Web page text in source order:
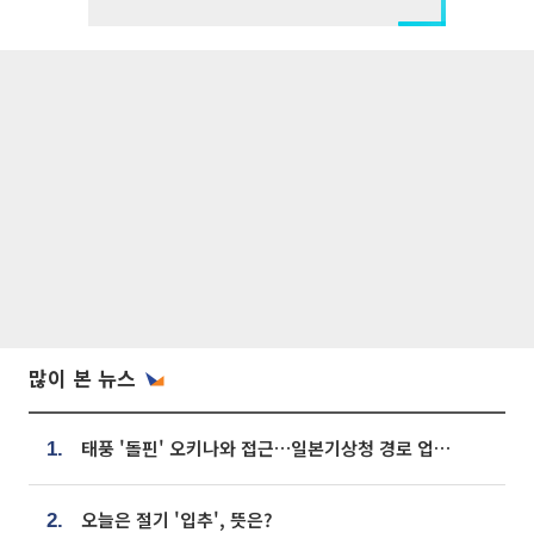
많이 본 뉴스
1. 태풍 '돌핀' 오키나와 접근…일본기상청 경로 업데이트
2. 오늘은 절기 '입추', 뜻은?